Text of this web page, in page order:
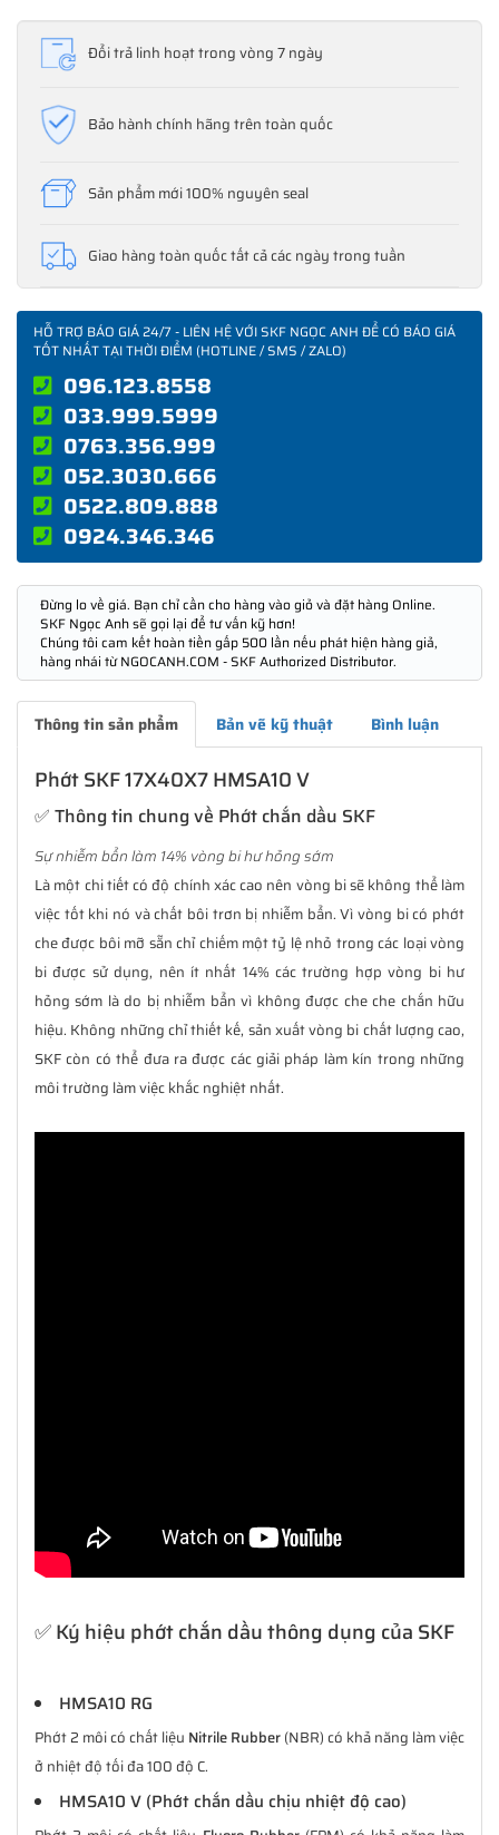
Đổi trả linh hoạt trong vòng 7 ngày
Bảo hành chính hãng trên toàn quốc
Sản phẩm mới 100% nguyên seal
Giao hàng toàn quốc tất cả các ngày trong tuần
HỖ TRỢ BÁO GIÁ 24/7 - LIÊN HỆ VỚI SKF NGỌC ANH ĐỂ CÓ BÁO GIÁ
TỐT NHẤT TẠI THỜI ĐIỂM (HOTLINE / SMS / ZALO)
096.123.8558
033.999.5999
0763.356.999
052.3030.666
0522.809.888
0924.346.346
Đừng lo về giá. Bạn chỉ cần cho hàng vào giỏ và đặt hàng Online.
SKF Ngọc Anh sẽ gọi lại để tư vấn kỹ hơn!
Chúng tôi cam kết hoàn tiền gấp 500 lần nếu phát hiện hàng giả,
hàng nhái từ NGOCANH.COM - SKF Authorized Distributor.
Thông tin sản phẩm Bản vẽ kỹ thuật Bình luận
Phớt SKF 17X40X7 HMSA10 V
✅ Thông tin chung về Phớt chắn dầu SKF
Sự nhiễm bẩn làm 14% vòng bi hư hỏng sớm
Là một chi tiết có độ chính xác cao nên vòng bi sẽ không thể làm
việc tốt khi nó và chất bôi trơn bị nhiễm bẩn. Vì vòng bi có phớt
che được bôi mỡ sẵn chỉ chiếm một tỷ lệ nhỏ trong các loại vòng
bi được sử dụng, nên ít nhất 14% các trường hợp vòng bi hư
hỏng sớm là do bị nhiễm bẩn vì không được che che chắn hữu
hiệu. Không những chỉ thiết kế, sản xuất vòng bi chất lượng cao,
SKF còn có thể đưa ra được các giải pháp làm kín trong những
môi trường làm việc khắc nghiệt nhất.
✅ Ký hiệu phớt chắn dầu thông dụng của SKF
HMSA10 RG
Phớt 2 môi có chất liệu Nitrile Rubber(NBR) có khả năng làm việc
ở nhiệt độ tối đa 100 độ C.
HMSA10 V (Phớt chắn dầu chịu nhiệt độ cao)